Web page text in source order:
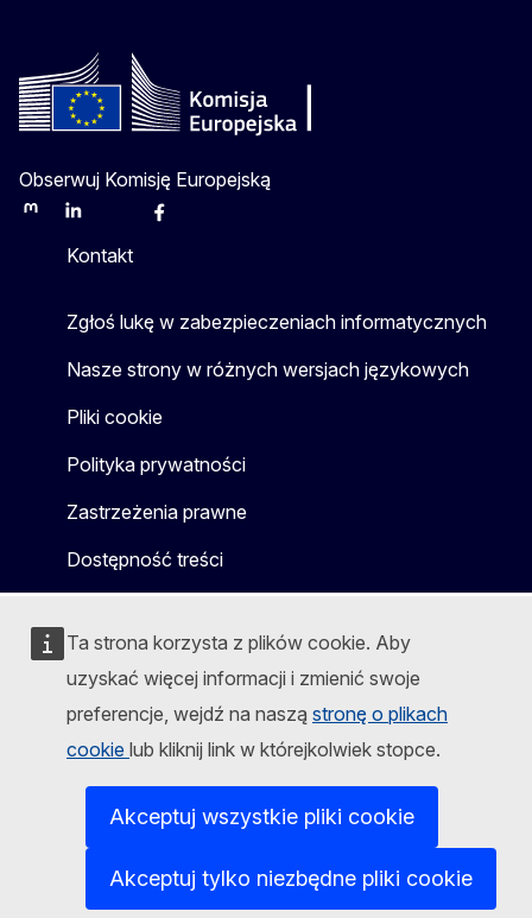
Ta strona korzysta z plików cookie. Aby
uzyskać więcej informacji i zmienić swoje
preferencje, wejdź na naszą stronę o plikach
cookie lub kliknij link w którejkolwiek stopce.
Akceptuj wszystkie pliki cookie
Akceptuj tylko niezbędne pliki cookie
Obserwuj Komisję Europejską
MastodonLinkedInBlueskyFacebook
Kontakt
Zgłoś lukę w zabezpieczeniach informatycznych
Nasze strony w różnych wersjach językowych
Pliki cookie
Polityka prywatności
Zastrzeżenia prawne
Dostępność treści